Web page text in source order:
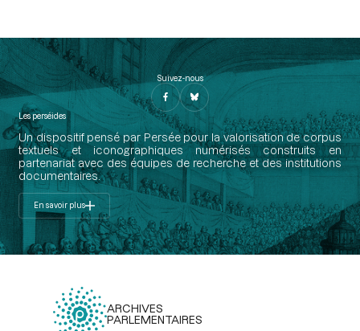
Suivez-nous
Les perséides
Un dispositif pensé par Persée pour la valorisation de corpus
textuels et iconographiques numérisés construits en
partenariat avec des équipes de recherche et des institutions
documentaires.
En savoir plus
ARCHIVES
PARLEMENTAIRES